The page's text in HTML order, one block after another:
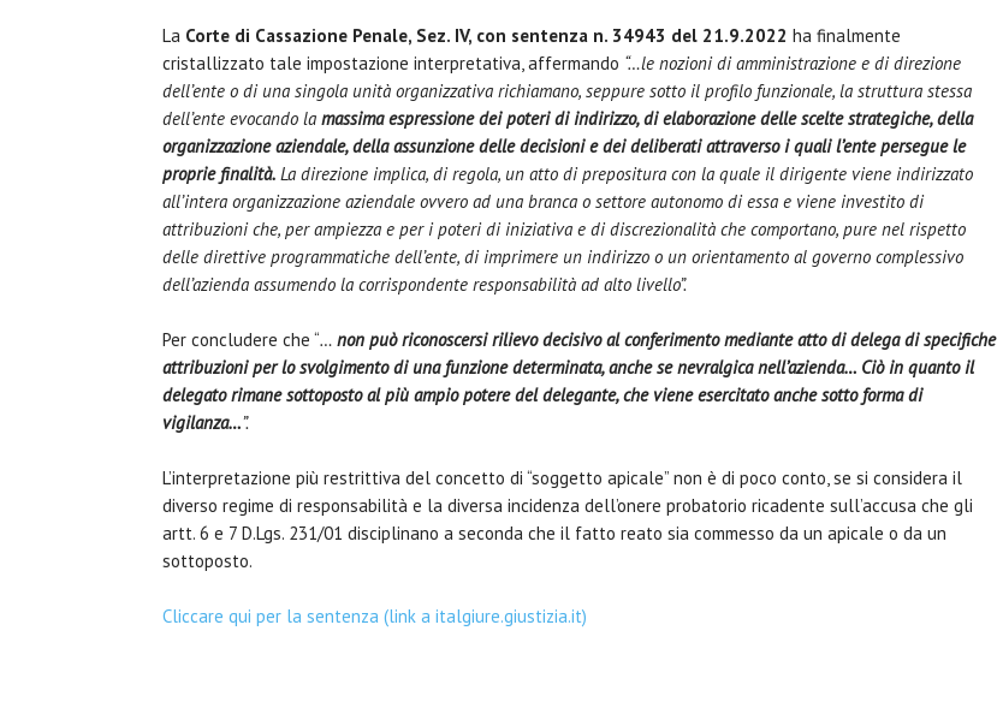
La Corte di Cassazione Penale, Sez. IV, con sentenza n. 34943 del 21.9.2022 ha finalmente
cristallizzato tale impostazione interpretativa, affermando “…le nozioni di amministrazione e di direzione
dell’ente o di una singola unità organizzativa richiamano, seppure sotto il profilo funzionale, la struttura stessa
dell’ente evocando la massima espressione dei poteri di indirizzo, di elaborazione delle scelte strategiche, della
organizzazione aziendale, della assunzione delle decisioni e dei deliberati attraverso i quali l’ente persegue le
proprie finalità. La direzione implica, di regola, un atto di prepositura con la quale il dirigente viene indirizzato
all’intera organizzazione aziendale ovvero ad una branca o settore autonomo di essa e viene investito di
attribuzioni che, per ampiezza e per i poteri di iniziativa e di discrezionalità che comportano, pure nel rispetto
delle direttive programmatiche dell’ente, di imprimere un indirizzo o un orientamento al governo complessivo
dell’azienda assumendo la corrispondente responsabilità ad alto livello”.
Per concludere che “… non può riconoscersi rilievo decisivo al conferimento mediante atto di delega di specifiche
attribuzioni per lo svolgimento di una funzione determinata, anche se nevralgica nell’azienda… Ciò in quanto il
delegato rimane sottoposto al più ampio potere del delegante, che viene esercitato anche sotto forma di
vigilanza…”.
L’interpretazione più restrittiva del concetto di “soggetto apicale” non è di poco conto, se si considera il
diverso regime di responsabilità e la diversa incidenza dell’onere probatorio ricadente sull’accusa che gli
artt. 6 e 7 D.Lgs. 231/01 disciplinano a seconda che il fatto reato sia commesso da un apicale o da un
sottoposto.
Cliccare qui per la sentenza (link a italgiure.giustizia.it)